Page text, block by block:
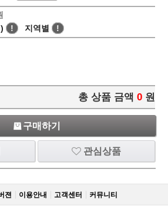
! 지역별 !
총 상품 금액 0 원
구매하기
관심상품
젼 이용안내 고객센터 커뮤니티